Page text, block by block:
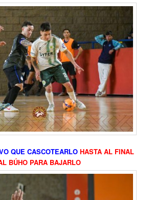
QUE CASCOTEARLO HASTA AL FINAL
BÚHO PARA BAJARLO